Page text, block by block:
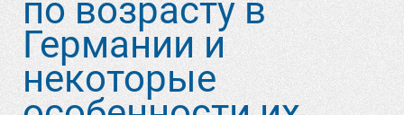
по возрасту в
Германии и
некоторые